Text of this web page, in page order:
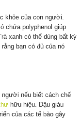
khỏe của con người.
chứa polyphenol giúp
xanh có thể dùng bất kỳ
bạn có đủ của nó
nếu biết cách chế
hữu hiệu. Đậu giàu
của các tế bào gây